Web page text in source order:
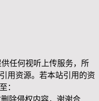
任何视听上传服务，所
用资源。若本站引用的资
：
删除侵权内容，谢谢合